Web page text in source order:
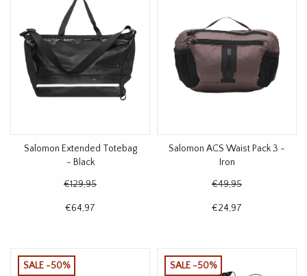
Salomon Extended Totebag
- Black
€129,95
€64,97
Salomon ACS Waist Pack 3 -
Iron
€49,95
€24,97
SALE -50% SALE -50%